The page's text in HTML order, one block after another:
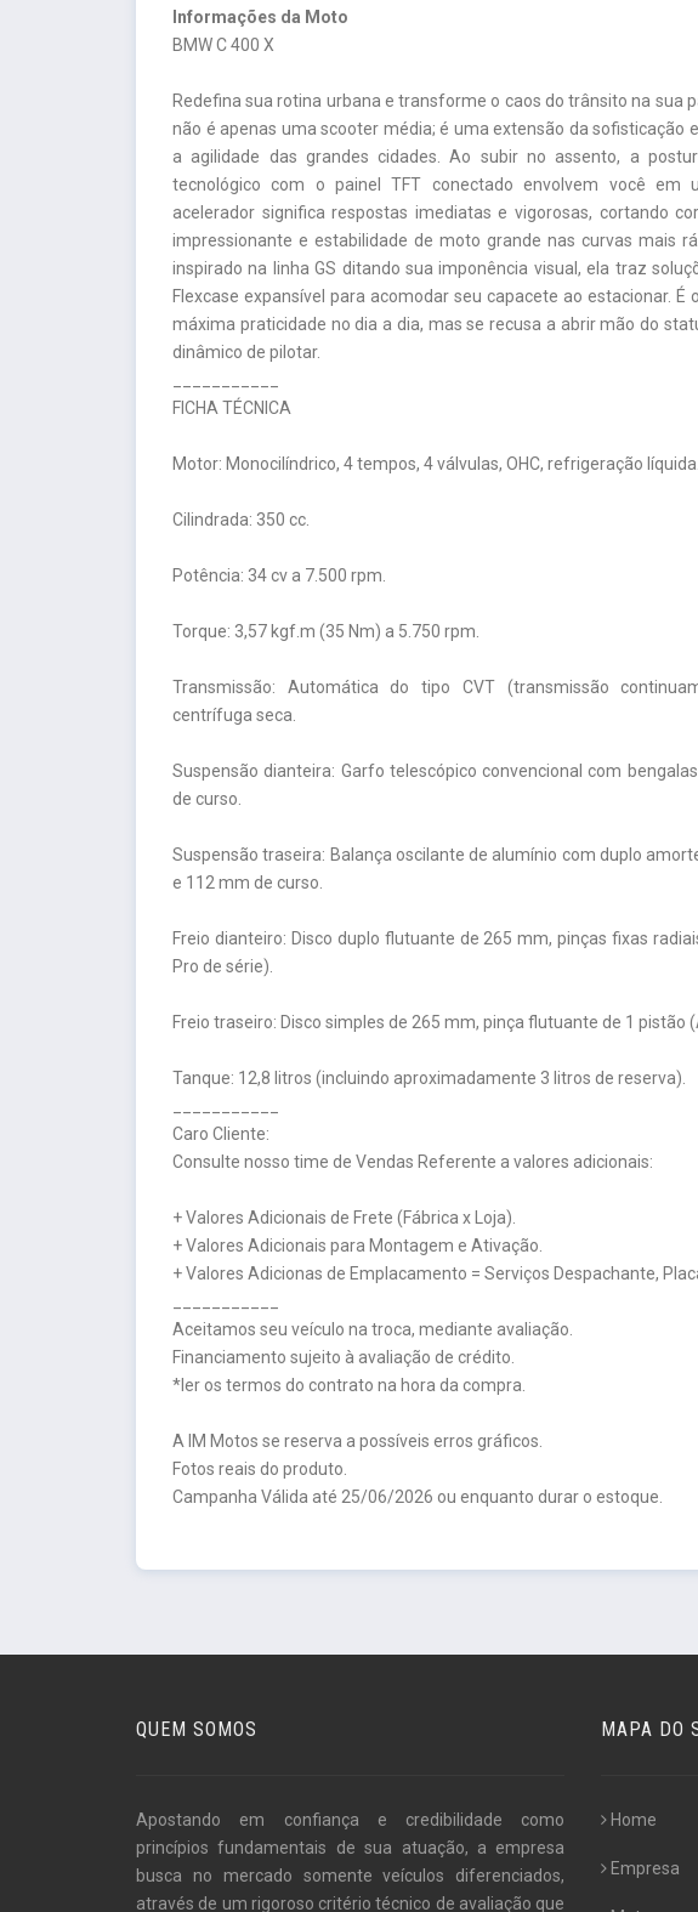
Informações da Moto
BMW C 400 X
Redefina sua rotina urbana e transforme o caos do trânsito na sua
não é apenas uma scooter média; é uma extensão da sofisticação
a agilidade das grandes cidades. Ao subir no assento, a
tecnológico com o painel TFT conectado envolvem você em
acelerador significa respostas imediatas e vigorosas, cortando
impressionante e estabilidade de moto grande nas curvas mais
inspirado na linha GS ditando sua imponência visual, ela traz
Flexcase expansível para acomodar seu capacete ao estacionar.
máxima praticidade no dia a dia, mas se recusa a abrir mão do
dinâmico de pilotar.
FICHA TÉCNICA
Motor: Monocilíndrico, 4 tempos, 4 válvulas, OHC, refrigeração líquida.
Cilindrada: 350 cc.
Potência: 34 cv a 7.500 rpm.
Torque: 3,57 kgf.m (35 Nm) a 5.750 rpm.
Transmissão: Automática do tipo CVT (transmissão
centrífuga seca.
Suspensão dianteira: Garfo telescópico convencional com
de curso.
Suspensão traseira: Balança oscilante de alumínio com duplo
e 112 mm de curso.
Freio dianteiro: Disco duplo flutuante de 265 mm, pinças fixas
Pro de série).
Freio traseiro: Disco simples de 265 mm, pinça flutuante de 1 pistão
Tanque: 12,8 litros (incluindo aproximadamente 3 litros de reserva).
Caro Cliente:
Consulte nosso time de Vendas Referente a valores adicionais:
+ Valores Adicionais de Frete (Fábrica x Loja).
+ Valores Adicionais para Montagem e Ativação.
+ Valores Adicionas de Emplacamento = Serviços Despachante,
Aceitamos seu veículo na troca, mediante avaliação.
Financiamento sujeito à avaliação de crédito.
*ler os termos do contrato na hora da compra.
A IM Motos se reserva a possíveis erros gráficos.
Fotos reais do produto.
Campanha Válida até 25/06/2026 ou enquanto durar o estoque.
QUEM SOMOS
Apostando em confiança e credibilidade como
princípios fundamentais de sua atuação, a empresa
busca no mercado somente veículos diferenciados,
através de um rigoroso critério técnico de avaliação que
MAPA DO
Home
Empresa